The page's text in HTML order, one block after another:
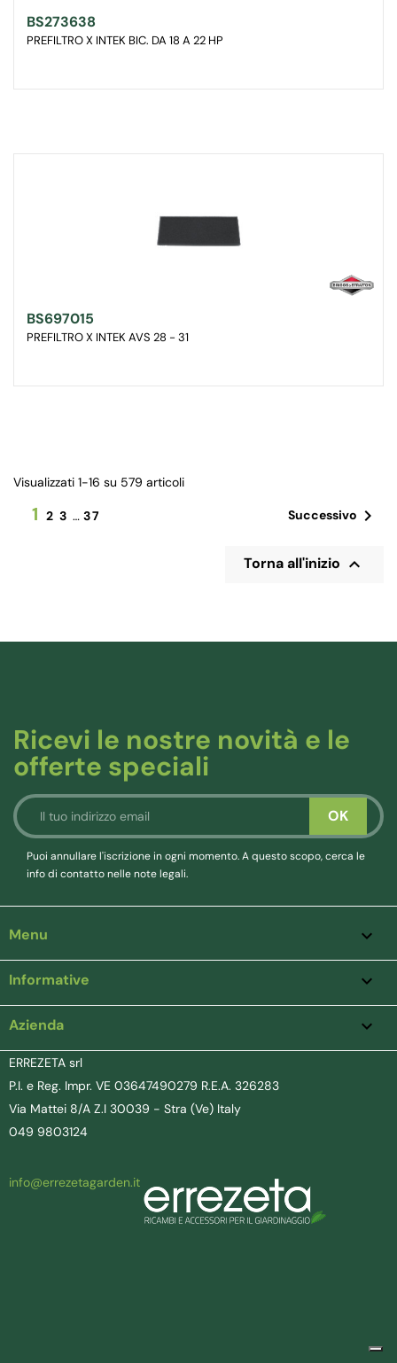
BS273638
PREFILTRO X INTEK BIC. DA 18 A 22 HP
BS697015
PREFILTRO X INTEK AVS 28 - 31
Visualizzati 1-16 su 579 articoli
1 2 3 … 37 Successivo 
Torna all'inizio 
Ricevi le nostre novità e le
offerte speciali
Puoi annullare l'iscrizione in ogni momento. A questo scopo, cerca le
info di contatto nelle note legali.
Menu 
Informative 
Azienda keyboard_arrow_down
ERREZETA srl
P.I. e Reg. Impr. VE 03647490279 R.E.A. 326283
Via Mattei 8/A Z.I 30039 - Stra (Ve) Italy
049 9803124
info@errezetagarden.it